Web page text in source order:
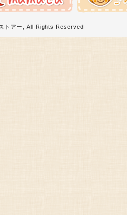
トアー, All Rights Reserved